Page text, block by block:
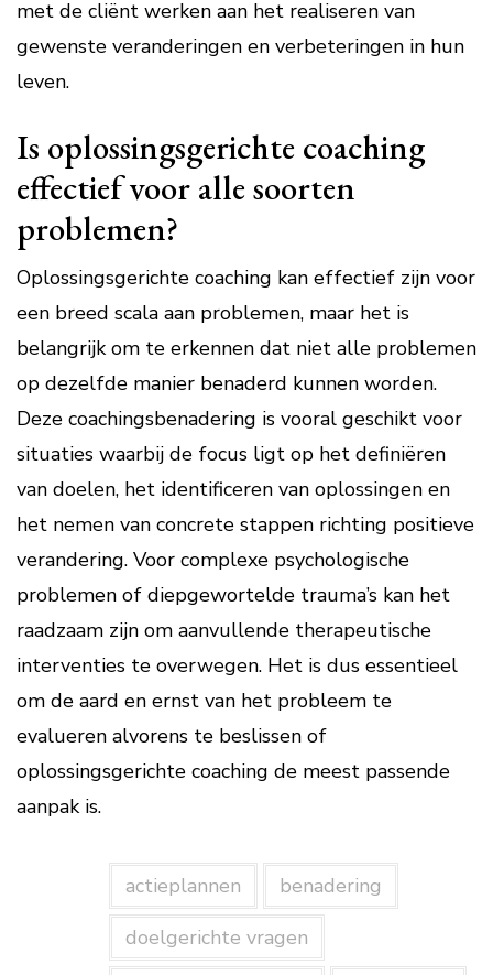
met de cliënt werken aan het realiseren van
gewenste veranderingen en verbeteringen in hun
leven.
Is oplossingsgerichte coaching
effectief voor alle soorten
problemen?
Oplossingsgerichte coaching kan effectief zijn voor
een breed scala aan problemen, maar het is
belangrijk om te erkennen dat niet alle problemen
op dezelfde manier benaderd kunnen worden.
Deze coachingsbenadering is vooral geschikt voor
situaties waarbij de focus ligt op het definiëren
van doelen, het identificeren van oplossingen en
het nemen van concrete stappen richting positieve
verandering. Voor complexe psychologische
problemen of diepgewortelde trauma’s kan het
raadzaam zijn om aanvullende therapeutische
interventies te overwegen. Het is dus essentieel
om de aard en ernst van het probleem te
evalueren alvorens te beslissen of
oplossingsgerichte coaching de meest passende
aanpak is.
actieplannen
benadering
doelgerichte vragen